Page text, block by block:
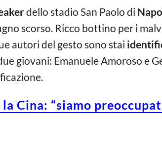
dello stadio San Paolo di
scorso. Ricco bottino per i
autori del gesto sono stai
giovani: Emanuele Amoroso e
Cina: “siamo